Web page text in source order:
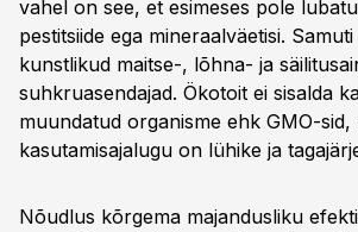
vahel on see, et esimeses pole
pestitsiide ega mineraalväetisi.
kunstlikud maitse-, lõhna- ja
suhkruasendajad. Ökotoit ei sisalda
muundatud organisme ehk GMO-sid,
kasutamisajalugu on lühike ja
Nõudlus kõrgema majandusliku